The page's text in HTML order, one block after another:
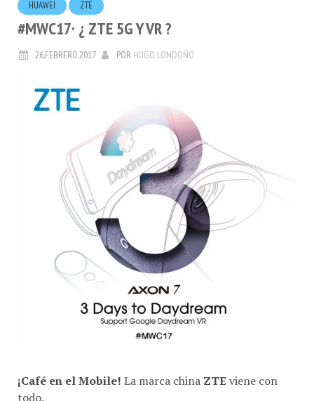
#MWC17· ¿ ZTE 5G Y VR ?
26.FEBRERO.2017 POR HUGO LONDOÑO
todo.